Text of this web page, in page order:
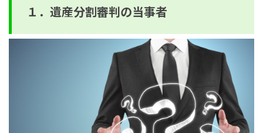
１．遺産分割審判の当事者